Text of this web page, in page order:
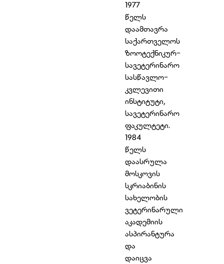
1977
წელს
დაამთავრა
საქართველოს
ზოოტექნიკურ-
სავეტერინარო
სასწავლო-
კვლევითი
ინსტიტუტი,
სავეტერინარო
ფაკულტეტი.
1984
წელს
დაასრულა
მოსკოვის
სკრიაბინის
სახელობის
ვეტერინარული
აკადემიის
ასპირანტურა
და
დაიცვა